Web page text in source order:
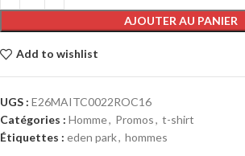
AJOUTER AU PANIER
Add to wishlist
UGS : E26MAITC0022ROC16
Catégories : Homme, Promos, t-shirt
Étiquettes : eden park, hommes